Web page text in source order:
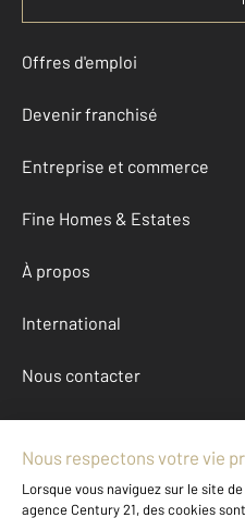
Offres d'emploi
Devenir franchisé
Entreprise et commerce
Fine Homes & Estates
À propos
International
Nous contacter
Mentions légales &
Données